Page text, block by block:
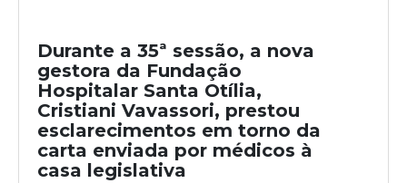
Durante a 35ª sessão, a nova
gestora da Fundação
Hospitalar Santa Otília,
Cristiani Vavassori, prestou
esclarecimentos em torno da
carta enviada por médicos à
casa legislativa